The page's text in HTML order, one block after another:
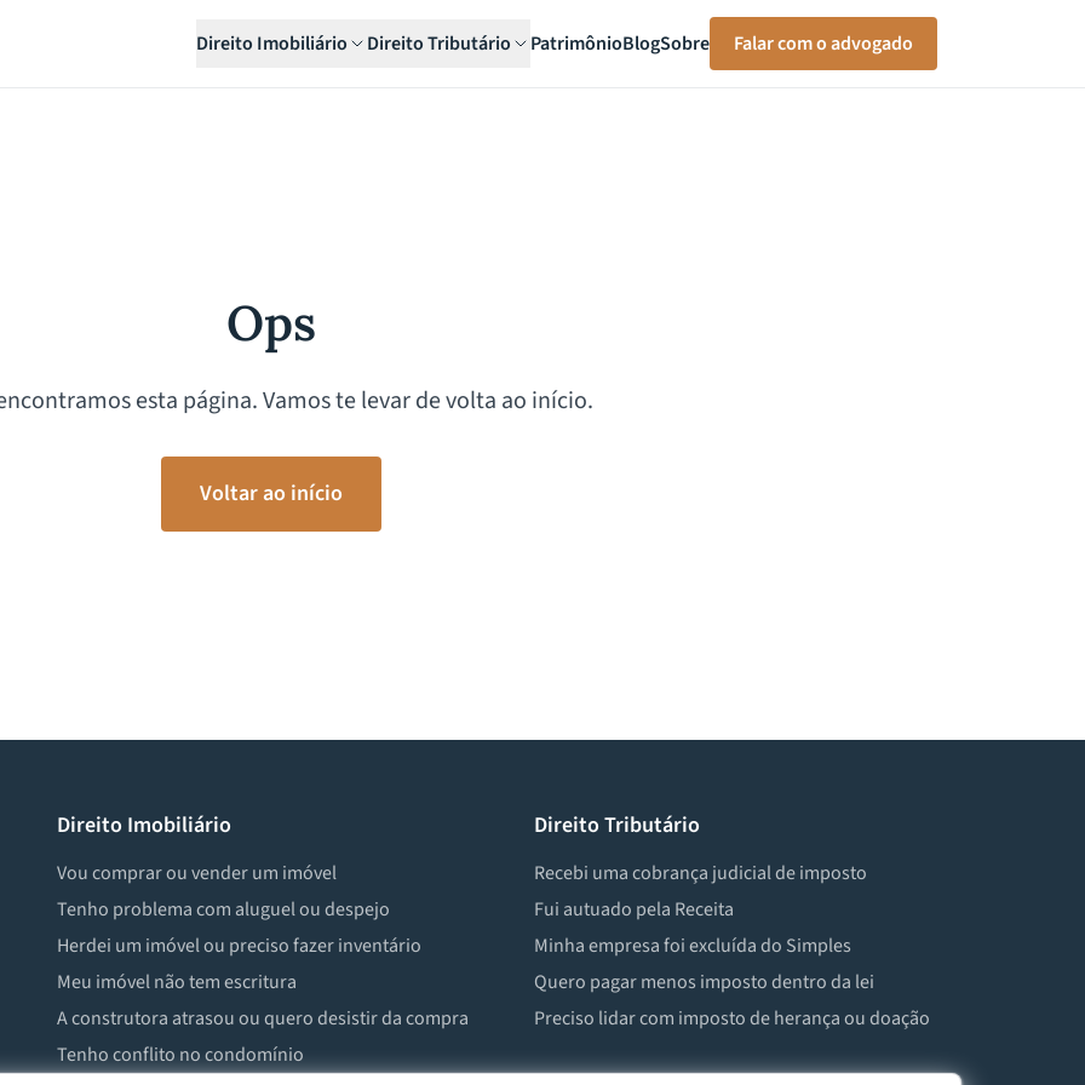
Direito Imobiliário Direito Tributário PatrimônioBlogSobre Falar com o advogado
Ops
esta página. Vamos te levar de volta ao início.
Voltar ao início
Direito Imobiliário
Vou comprar ou vender um imóvel
Tenho problema com aluguel ou despejo
Herdei um imóvel ou preciso fazer inventário
Meu imóvel não tem escritura
A construtora atrasou ou quero desistir da compra
Tenho conflito no condomínio
Direito Tributário
Recebi uma cobrança judicial de imposto
Fui autuado pela Receita
Minha empresa foi excluída do Simples
Quero pagar menos imposto dentro da lei
Preciso lidar com imposto de herança ou doação